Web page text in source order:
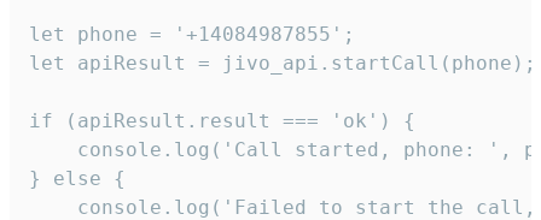
let phone = '+14084987855';
let apiResult = jivo_api.startCall(phone);
if (apiResult.result === 'ok') {
console.log('Call started, phone: ',
} else {
console.log('Failed to start the